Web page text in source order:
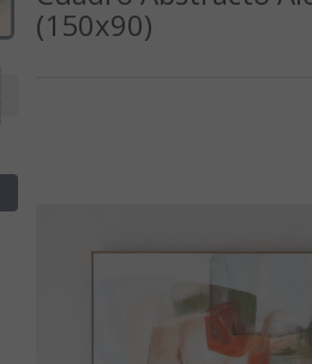
(150x90)